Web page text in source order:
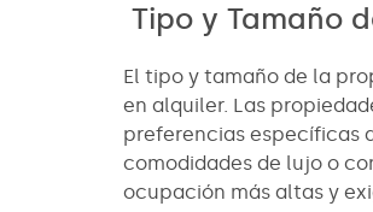
Tipo y Tamaño
El tipo y tamaño de la
en alquiler. Las
preferencias específicas
comodidades de lujo o
ocupación más altas y